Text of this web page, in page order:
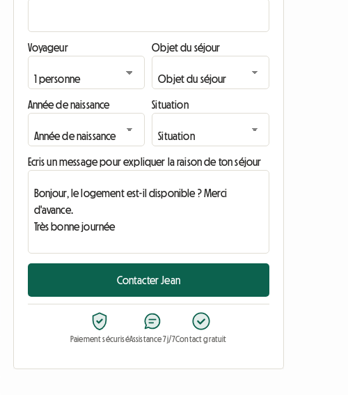
Voyageur Objet du séjour
Année de naissance Situation
Ecris un message pour expliquer la raison de ton séjour
Contacter Jean
Paiement sécuriséAssistance 7j/7Contact gratuit